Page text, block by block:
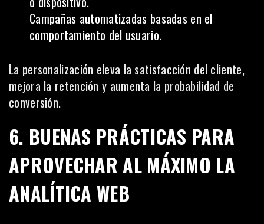
Campañas automatizadas basadas en el
comportamiento del usuario.
La personalización eleva la satisfacción del cliente,
mejora la retención y aumenta la probabilidad de
conversión.
6. BUENAS PRÁCTICAS PARA
APROVECHAR AL MÁXIMO LA
ANALÍTICA WEB